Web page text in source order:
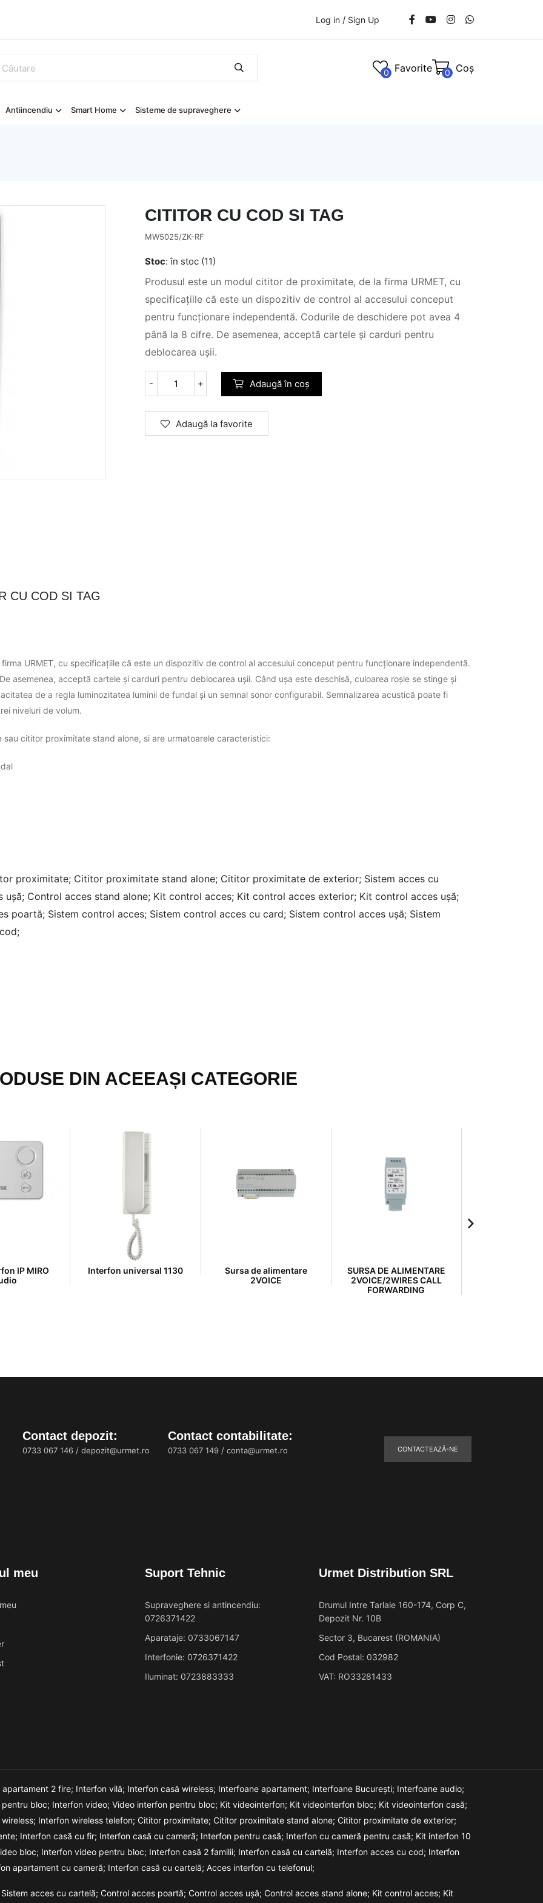
Log in / Sign Up
0 Favorite 0 Coș
Antiincendiu Smart Home Sisteme de supraveghere
CITITOR CU COD SI TAG
MW5025/ZK-RF
Stoc: în stoc (11)
Produsul este un modul cititor de proximitate, de la firma URMET, cu
specificațiile că este un dispozitiv de control al accesului conceput
pentru funcționare independentă. Codurile de deschidere pot avea 4
până la 8 cifre. De asemenea, acceptă cartele și carduri pentru
deblocarea ușii.
- + Adaugă în coș
Adaugă la favorite
CU COD SI TAG
URMET, cu specificațiile că este un dispozitiv de control al accesului conceput pentru funcționare independentă.
asemenea, acceptă cartele și carduri pentru deblocarea ușii. Când ușa este deschisă, culoarea roșie se stinge și
de a regla luminozitatea luminii de fundal și un semnal sonor configurabil. Semnalizarea acustică poate fi
niveluri de volum.
cititor proximitate stand alone, si are urmatoarele caracteristici:
proximitate; Cititor proximitate stand alone; Cititor proximitate de exterior; Sistem acces cu
ușă; Control acces stand alone; Kit control acces; Kit control acces exterior; Kit control acces ușă;
poartă; Sistem control acces; Sistem control acces cu card; Sistem control acces ușă; Sistem
DIN ACEEAȘI CATEGORIE
IP MIRO
Interfon universal 1130
Sursa de alimentare
2VOICE
SURSA DE ALIMENTARE
2VOICE/2WIRES CALL
FORWARDING
Contact depozit:
0733 067 146 / depozit@urmet.ro
Contact contabilitate:
0733 067 149 / conta@urmet.ro CONTACTEAZĂ-NE
meu Suport Tehnic
Supraveghere si antincendiu:
0726371422
Aparataje: 0733067147
Interfonie: 0726371422
Iluminat: 0723883333
Urmet Distribution SRL
Drumul Intre Tarlale 160-174, Corp C,
Depozit Nr. 10B
Sector 3, Bucarest (ROMANIA)
Cod Postal: 032982
VAT: RO33281433
apartament 2 fire; Interfon vilă; Interfon casă wireless; Interfoane apartament; Interfoane București; Interfoane audio;
bloc; Interfon video; Video interfon pentru bloc; Kit videointerfon; Kit videointerfon bloc; Kit videointerfon casă;
Interfon wireless telefon; Cititor proximitate; Cititor proximitate stand alone; Cititor proximitate de exterior;
Interfon casă cu fir; Interfon casă cu cameră; Interfon pentru casă; Interfon cu cameră pentru casă; Kit interfon 10
bloc; Interfon video pentru bloc; Interfon casă 2 familii; Interfon casă cu cartelă; Interfon acces cu cod; Interfon
apartament cu cameră; Interfon casă cu cartelă; Acces interfon cu telefonul;
Sistem acces cu cartelă; Control acces poartă; Control acces ușă; Control acces stand alone; Kit control acces; Kit